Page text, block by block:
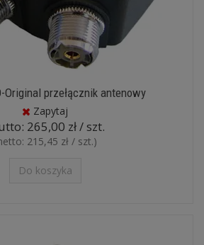
Original przełącznik antenowy
Zapytaj
265,00 zł / szt.
215,45 zł / szt.)
Do koszyka